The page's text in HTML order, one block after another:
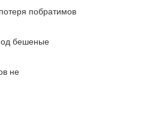
побратимов
бешеные
не